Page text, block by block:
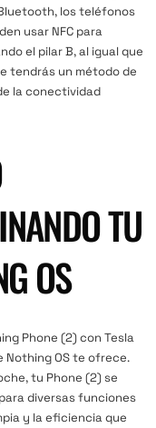
los teléfonos
usar NFC para
el pilar B, al igual que
tendrás un método de
la conectividad
TU
OS
Phone (2) con Tesla
OS te ofrece.
tu Phone (2) se
diversas funciones
y la eficiencia que